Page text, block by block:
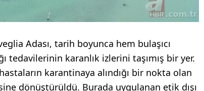
Adası, tarih boyunca hem bulaşıcı
tedavilerinin karanlık izlerini taşımış bir yer.
karantinaya alındığı bir nokta olan
dönüştürüldü. Burada uygulanan etik dışı